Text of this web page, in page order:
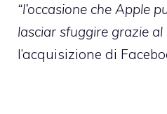
“l’occasione che Apple
lasciar sfuggire grazie al
l’acquisizione di